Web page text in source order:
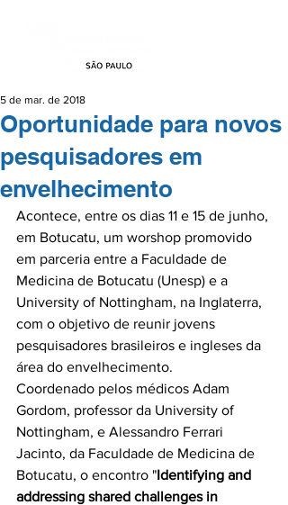
Oportunidade para novos
pesquisadores em
envelhecimento
5 de mar. de 2018
Acontece, entre os dias 11 e 15 de junho,
em Botucatu, um worshop promovido
em parceria entre a Faculdade de
Medicina de Botucatu (Unesp) e a
University of Nottingham, na Inglaterra,
com o objetivo de reunir jovens
pesquisadores brasileiros e ingleses da
área do envelhecimento.
Coordenado pelos médicos Adam
Gordom, professor da University of
Nottingham, e Alessandro Ferrari
Jacinto, da Faculdade de Medicina de
Botucatu, o encontro "Identifying and
addressing shared challenges in